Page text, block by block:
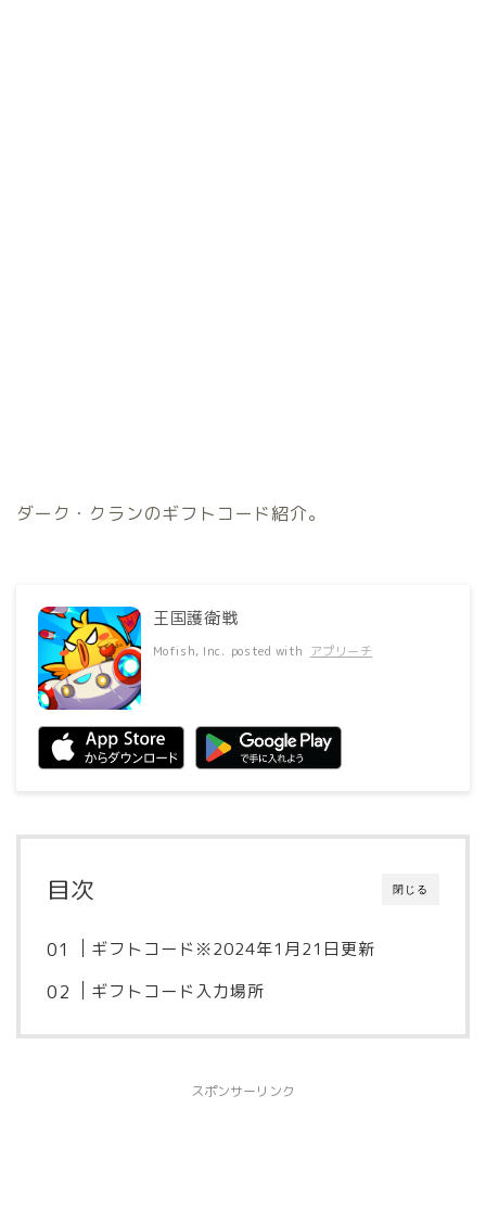
ダーク・クランのギフトコード紹介。
王国護衛戦
Mofish, Inc. posted with アプリーチ
閉じる
目次
ギフトコード※2024年1月21日更新
ギフトコード入力場所
スポンサーリンク